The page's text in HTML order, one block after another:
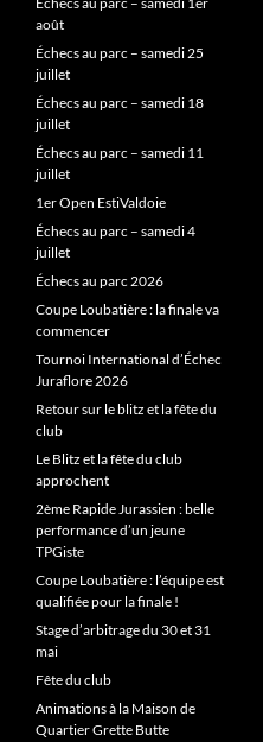
août
Échecs au parc – samedi 25
juillet
Échecs au parc – samedi 18
juillet
Échecs au parc – samedi 11
juillet
1er Open EstiValdoie
Échecs au parc – samedi 4
juillet
Échecs au parc 2026
Coupe Loubatière : la finale va
commencer
Tournoi International d’Échec
Juraflore 2026
Retour sur le blitz et la fête du
club
Le Blitz et la fête du club
approchent
2ème Rapide Jurassien : belle
performance d’un jeune
TPGiste
Coupe Loubatière : l’équipe est
qualifiée pour la finale !
Stage d’arbitrage du 30 et 31
mai
Fête du club
Animations à la Maison de
Quartier Grette Butte